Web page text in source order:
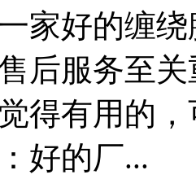
好的缠绕
后服务至
觉得有用
好的厂...